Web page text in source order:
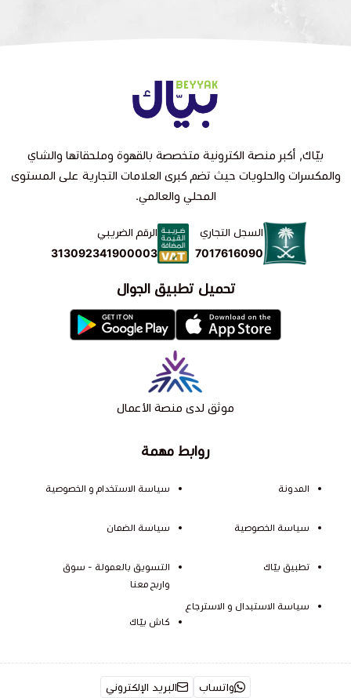
روابط مهمة
المدونة
سياسة الخصوصية
تطبيق بيّاك
سياسة الاستبدال و الاسترجاع
سياسة الاستخدام و الخصوصية
سياسة الضمان
التسويق بالعمولة - سوق
واربح معنا
كاش بيّاك
بيّاك, أكبر منصة الكترونية متخصصة بالقهوة وملحقاتها والشاي
والمكسرات والحلويات حيث تضم كبرى العلامات التجارية على المستوى
المحلي والعالمي.
السجل التجاري
7017616090
الرقم الضريبي
313092341900003
تحميل تطبيق الجوال
موثق لدى منصة الأعمال
واتساب البريد الإلكتروني